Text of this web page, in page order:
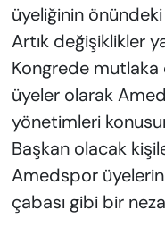
üyeliğinin
Artık değişiklikler
Kongrede mutlaka
üyeler olarak
yönetimleri
Başkan olacak
Amedspor
çabası gibi bir